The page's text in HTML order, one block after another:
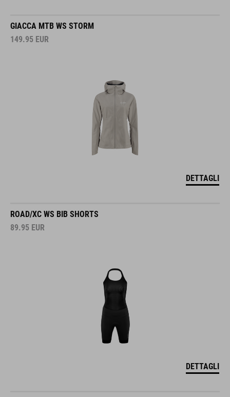
GIACCA MTB WS STORM
149.95 EUR
DETTAGLI
ROAD/XC WS BIB SHORTS
89.95 EUR
DETTAGLI